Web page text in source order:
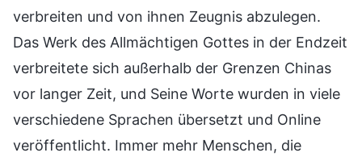
verbreiten und von ihnen Zeugnis abzulegen.
Das Werk des Allmächtigen Gottes in der Endzeit
verbreitete sich außerhalb der Grenzen Chinas
vor langer Zeit, und Seine Worte wurden in viele
verschiedene Sprachen übersetzt und Online
veröffentlicht. Immer mehr Menschen, die